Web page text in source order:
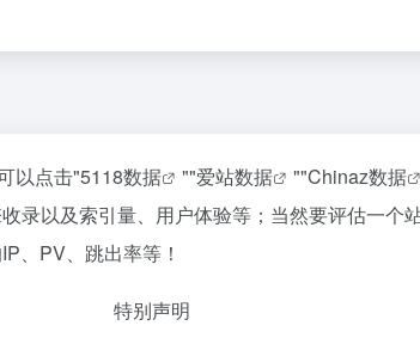
以点击"5118数据 ""爱站数据 ""Chinaz数据
录以及索引量、用户体验等；当然要评估一个
、PV、跳出率等！
特别声明